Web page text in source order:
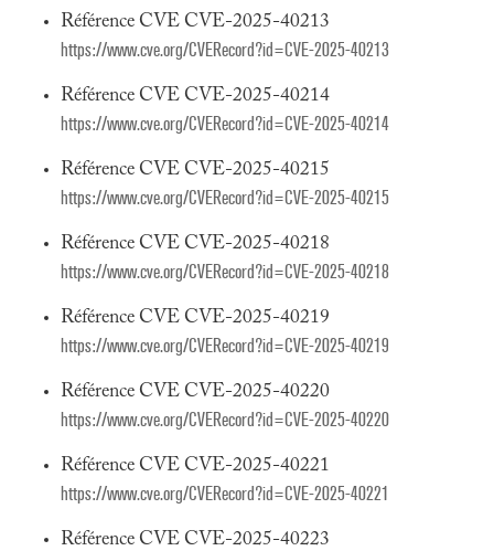
Référence CVE CVE-2025-40213
https://www.cve.org/CVERecord?id=CVE-2025-40213
Référence CVE CVE-2025-40214
https://www.cve.org/CVERecord?id=CVE-2025-40214
Référence CVE CVE-2025-40215
https://www.cve.org/CVERecord?id=CVE-2025-40215
Référence CVE CVE-2025-40218
https://www.cve.org/CVERecord?id=CVE-2025-40218
Référence CVE CVE-2025-40219
https://www.cve.org/CVERecord?id=CVE-2025-40219
Référence CVE CVE-2025-40220
https://www.cve.org/CVERecord?id=CVE-2025-40220
Référence CVE CVE-2025-40221
https://www.cve.org/CVERecord?id=CVE-2025-40221
Référence CVE CVE-2025-40223